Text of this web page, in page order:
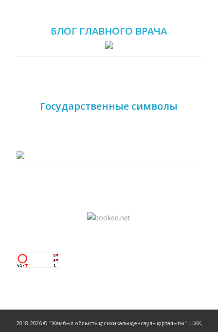
БЛОГ ГЛАВНОГО ВРАЧА
Государственные символы
2018-2026 © "Жамбыл облыстық психикалық денсаулық орталығы" ШЖҚ